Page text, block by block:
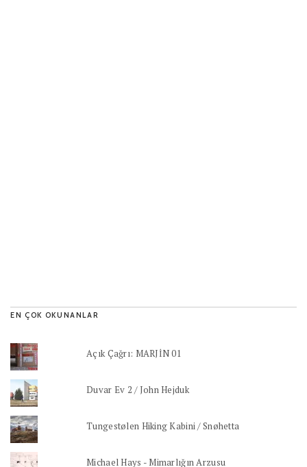
EN ÇOK OKUNANLAR
Açık Çağrı: MARJİN 01
Duvar Ev 2 / John Hejduk
Tungestølen Hiking Kabini / Snøhetta
Michael Hays - Mimarlığın Arzusu